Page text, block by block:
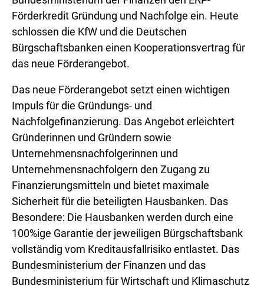
Förderkredit Gründung und Nachfolge ein. Heute
schlossen die KfW und die Deutschen
Bürgschaftsbanken einen Kooperationsvertrag für
das neue Förderangebot.
Das neue Förderangebot setzt einen wichtigen
Impuls für die Gründungs- und
Nachfolgefinanzierung. Das Angebot erleichtert
Gründerinnen und Gründern sowie
Unternehmensnachfolgerinnen und
Unternehmensnachfolgern den Zugang zu
Finanzierungsmitteln und bietet maximale
Sicherheit für die beteiligten Hausbanken. Das
Besondere: Die Hausbanken werden durch eine
100%ige Garantie der jeweiligen Bürgschaftsbank
vollständig vom Kreditausfallrisiko entlastet. Das
Bundesministerium der Finanzen und das
Bundesministerium für Wirtschaft und Klimaschutz